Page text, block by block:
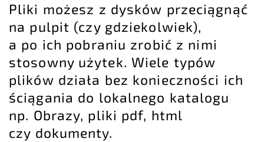
Pliki możesz z dysków przeciągnąć
na pulpit (czy gdziekolwiek),
a po ich pobraniu zrobić z nimi
stosowny użytek. Wiele typów
plików działa bez konieczności ich
ściągania do lokalnego katalogu
np. Obrazy, pliki pdf, html
czy dokumenty.